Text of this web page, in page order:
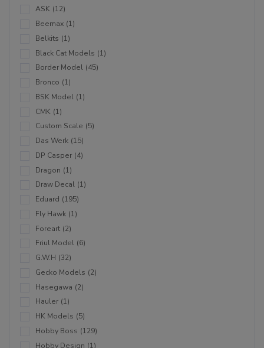
ASK (12)
Beemax (1)
Belkits (1)
Black Cat Models (1)
Border Model (45)
Bronco (1)
BSK Model (1)
CMK (1)
Custom Scale (5)
Das Werk (15)
DP Casper (4)
Dragon (1)
Draw Decal (1)
Eduard (195)
Fly Hawk (1)
Foreart (2)
Friul Model (6)
G.W.H (32)
Gecko Models (2)
Hasegawa (2)
Hauler (1)
HK Models (5)
Hobby Boss (129)
Hobby Design (1)